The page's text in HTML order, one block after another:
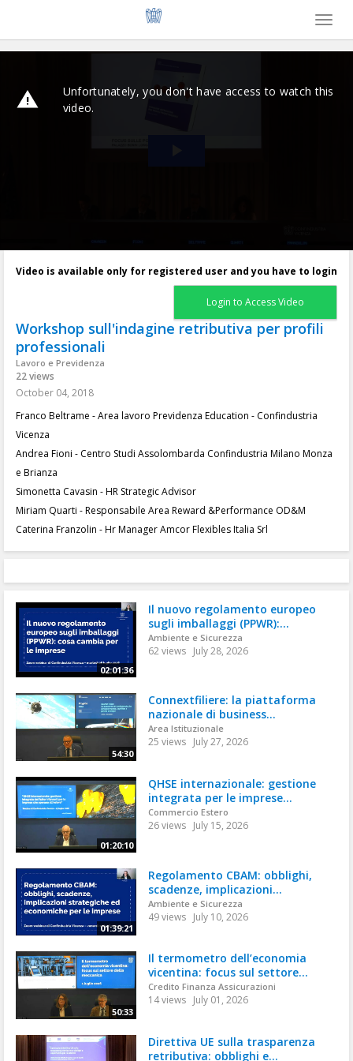
Toggle
Video is available only for registered user and you have to login
Login to Access Video
Workshop sull'indagine retributiva per profili
professionali
Lavoro e Previdenza
22 views
October 04, 2018
Franco Beltrame - Area lavoro Previdenza Education - Confindustria
Vicenza
Andrea Fioni - Centro Studi Assolombarda Confindustria Milano Monza
e Brianza
Simonetta Cavasin - HR Strategic Advisor
Miriam Quarti - Responsabile Area Reward &Performance OD&M
Caterina Franzolin - Hr Manager Amcor Flexibles Italia Srl
02:01:36
Il nuovo regolamento europeo
sugli imballaggi (PPWR):...
Ambiente e Sicurezza
62 views July 28, 2026
54:30
Connextfiliere: la piattaforma
nazionale di business...
Area Istituzionale
25 views July 27, 2026
01:20:10
QHSE internazionale: gestione
integrata per le imprese...
Commercio Estero
26 views July 15, 2026
01:39:21
Regolamento CBAM: obblighi,
scadenze, implicazioni...
Ambiente e Sicurezza
49 views July 10, 2026
50:33
Il termometro dell’economia
vicentina: focus sul settore...
Credito Finanza Assicurazioni
14 views July 01, 2026
Direttiva UE sulla trasparenza
retributiva: obblighi e...